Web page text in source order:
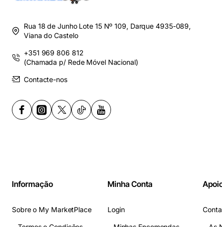
Rua 18 de Junho Lote 15 Nº 109, Darque 4935-089,
Viana do Castelo
+351 969 806 812
(Chamada p/ Rede Móvel Nacional)
Contacte-nos
Informação
Sobre o My MarketPlace
Minha Conta
Login